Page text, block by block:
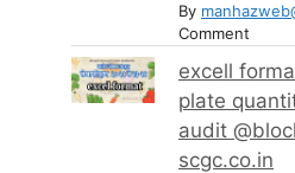
By
Comment
excell
plate
audit
scgc.co.in